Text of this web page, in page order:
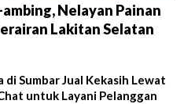
Nelayan Painan
Lakitan Selatan
di Sumbar Jual Kekasih Lewat
untuk Layani Pelanggan